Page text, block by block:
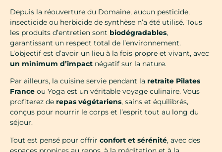
Depuis la réouverture du Domaine, aucun pesticide,
insecticide ou herbicide de synthèse n’a été utilisé. Tous
les produits d’entretien sont biodégradables,
garantissant un respect total de l’environnement.
L’objectif est d’avoir un lieu à la fois propre et vivant, avec
un minimum d’impact négatif sur la nature.
Par ailleurs, la cuisine servie pendant la retraite Pilates
France ou Yoga est un véritable voyage culinaire. Vous
profiterez de repas végétariens, sains et équilibrés,
conçus pour nourrir le corps et l’esprit tout au long du
séjour.
Tout est pensé pour offrir confort et sérénité, avec des